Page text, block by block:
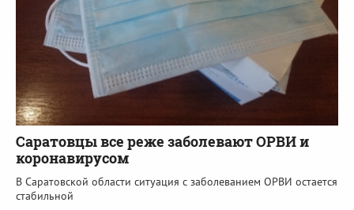
Саратовцы все реже заболевают ОРВИ и
коронавирусом
В Саратовской области ситуация с заболеванием ОРВИ остается
стабильной